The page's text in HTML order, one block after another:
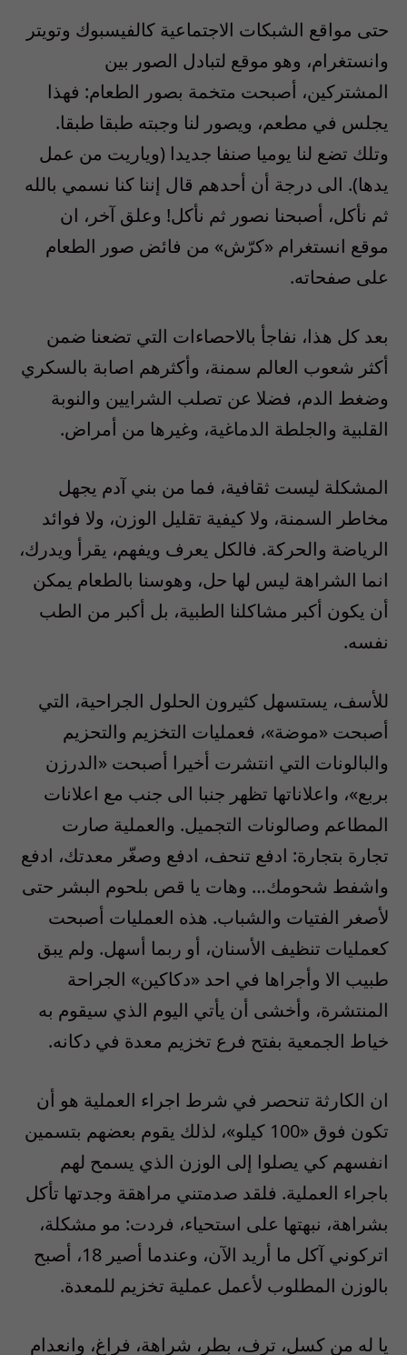
حتى مواقع الشبكات الاجتماعية كالفيسبوك وتويتر
وانستغرام، وهو موقع لتبادل الصور بين
المشتركين، أصبحت متخمة بصور الطعام: فهذا
يجلس في مطعم، ويصور لنا وجبته طبقا طبقا.
وتلك تضع لنا يوميا صنفا جديدا (وياريت من عمل
يدها). الى درجة أن أحدهم قال إننا كنا نسمي بالله
ثم نأكل، أصبحنا نصور ثم نأكل! وعلق آخر، ان
موقع انستغرام «كرّش» من فائض صور الطعام
على صفحاته.
بعد كل هذا، نفاجأ بالاحصاءات التي تضعنا ضمن
أكثر شعوب العالم سمنة، وأكثرهم اصابة بالسكري
وضغط الدم، فضلا عن تصلب الشرايين والنوبة
القلبية والجلطة الدماغية، وغيرها من أمراض.
المشكلة ليست ثقافية، فما من بني آدم يجهل
مخاطر السمنة، ولا كيفية تقليل الوزن، ولا فوائد
الرياضة والحركة. فالكل يعرف ويفهم، يقرأ ويدرك،
انما الشراهة ليس لها حل، وهوسنا بالطعام يمكن
أن يكون أكبر مشاكلنا الطبية، بل أكبر من الطب
نفسه.
للأسف، يستسهل كثيرون الحلول الجراحية، التي
أصبحت «موضة»، فعمليات التخزيم والتحزيم
والبالونات التي انتشرت أخيرا أصبحت «الدرزن
بربع»، واعلاناتها تظهر جنبا الى جنب مع اعلانات
المطاعم وصالونات التجميل. والعملية صارت
تجارة بتجارة: ادفع تنحف، ادفع وصغّر معدتك، ادفع
واشفط شحومك… وهات يا قص بلحوم البشر حتى
لأصغر الفتيات والشباب. هذه العمليات أصبحت
كعمليات تنظيف الأسنان، أو ربما أسهل. ولم يبق
طبيب الا وأجراها في احد «دكاكين» الجراحة
المنتشرة، وأخشى أن يأتي اليوم الذي سيقوم به
خياط الجمعية بفتح فرع تخزيم معدة في دكانه.
ان الكارثة تنحصر في شرط اجراء العملية هو أن
تكون فوق «100 كيلو»، لذلك يقوم بعضهم بتسمين
انفسهم كي يصلوا إلى الوزن الذي يسمح لهم
باجراء العملية. فلقد صدمتني مراهقة وجدتها تأكل
بشراهة، نبهتها على استحياء، فردت: مو مشكلة،
اتركوني آكل ما أريد الآن، وعندما أصير 18، أصبح
بالوزن المطلوب لأعمل عملية تخزيم للمعدة.
يا له من كسل، ترف، بطر، شراهة، فراغ، وانعدام